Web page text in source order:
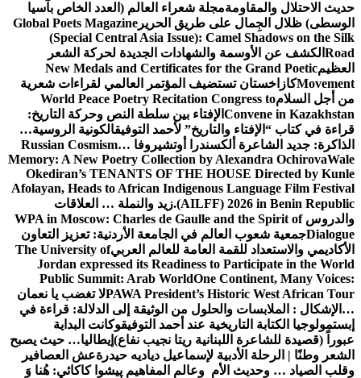
حديث الاحتلال والمقاومةمجلة شعراء العالم (العدد الخاص بآسيا
الوسطى) ظلال الجِمال على طريق الحرير Global Poets Magazine
(Special Central Asia Issue): Camel Shadows on the Silk
Road الكشف عن الأوسمة والشهادات الجديدة لحركة الشعر
العظيمNew Medals and Certificates for the Grand Poetic
Movementكازاخستان تستضيف المؤتمر العالمي لقراءات شعرية
من أجل السلامWorld Peace Poetry Recitation Congress to
Convene in Kazakhstan الإفتاء بين سلطة النص وحركة التاريخ:
قراءة في كتاب “الإفتاء والتاريخ” لأحمد التوفيقالكونية الروسية…
الذاكرة: جديد الشاعرة ألكسندرا أوتشيروفا Russian Cosmism…
Memory: A New Poetry Collection by Alexandra OchirovaWale
Okediran’s TENANTS OF THE HOUSE Directed by Kunle
Afolayan, Heads to African Indigenous Language Film Festival
(AILFF) 2026 in Benin Republic. زيد والنملة … العلاقات
والدروسWPA in Moscow: Charles de Gaulle and the Spirit of
Dialogueجمعية شعوب العالم في الجامعة الأردنية: تعزيز التعاون
الأكاديمي والاستعداد للقمة العامة للعالم العربيThe University of
Jordan expressed its Readiness to Participate in the World
Public Summit: Arab WorldOne Continent, Many Voices:
PAWA President’s Historic West African Tourلا تغضب يا نعمان
…الإشكال : الملابسات والحلول من الوثيقة إلى الدلالة: قراءة في
إبستمولوجيا الكتابة التاريخية عند أحمد التوفيقوكانت البداية
عبوراً (قصيدة للشاعرة اللبنانية ريتا نجيب نفاع) إيطاليا… حيث يصبح
الشعر وطنًا | الرحلة الأدبية لإسماعيل دياديه حيدرةعش العصافير
وقلب الصياد … وحديث الأم وعالم المفاهيم پیشوا کاکائي: هُنا وَ